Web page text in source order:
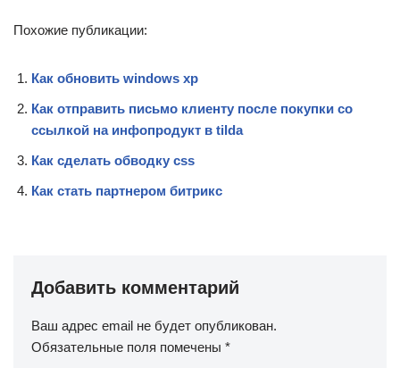
Похожие публикации:
Как обновить windows xp
Как отправить письмо клиенту после покупки со
ссылкой на инфопродукт в tilda
Как сделать обводку css
Как стать партнером битрикс
Добавить комментарий
Ваш адрес email не будет опубликован.
Обязательные поля помечены *